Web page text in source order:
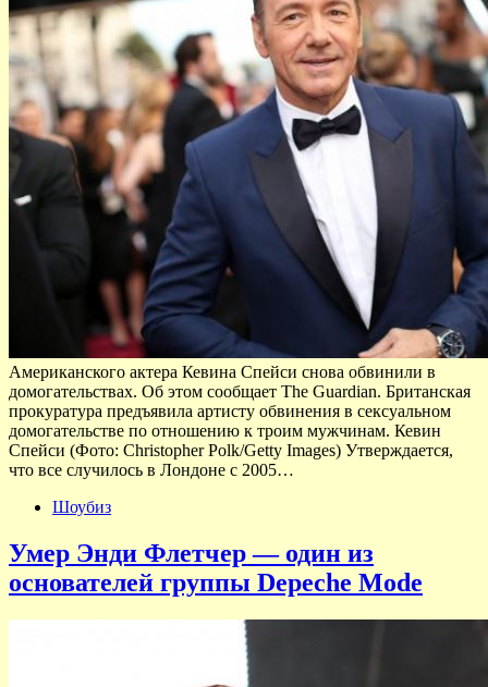
Американского актера Кевина Спейси снова обвинили в
домогательствах. Об этом сообщает The Guardian. Британская
прокуратура предъявила артисту обвинения в сексуальном
домогательстве по отношению к троим мужчинам. Кевин
Спейси (Фото: Christopher Polk/Getty Images) Утверждается,
что все случилось в Лондоне с 2005…
Шоубиз
Умер Энди Флетчер — один из
основателей группы Depeche Mode